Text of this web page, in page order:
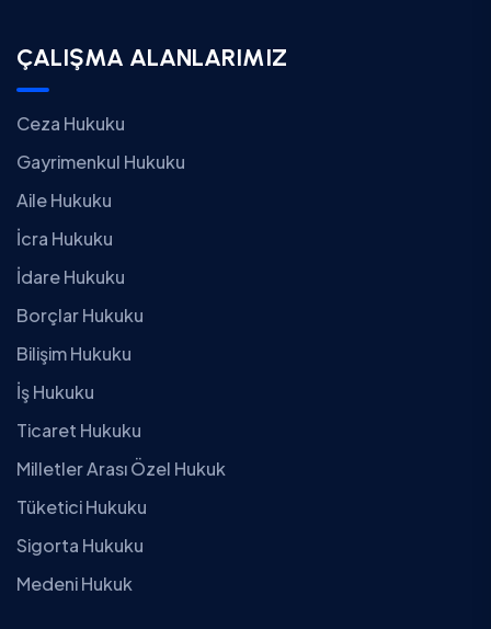
ÇALIŞMA ALANLARIMIZ
Ceza Hukuku
Gayrimenkul Hukuku
Aile Hukuku
İcra Hukuku
İdare Hukuku
Borçlar Hukuku
Bilişim Hukuku
İş Hukuku
Ticaret Hukuku
Milletler Arası Özel Hukuk
Tüketici Hukuku
Sigorta Hukuku
Medeni Hukuk